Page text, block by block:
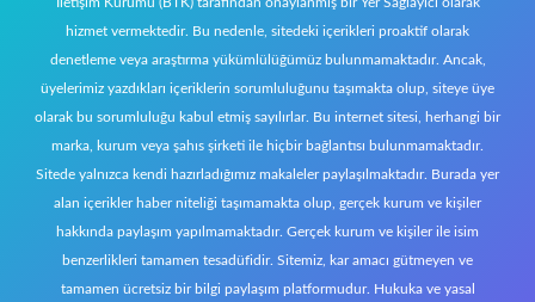
hizmet vermektedir. Bu nedenle, sitedeki içerikleri proaktif olarak
denetleme veya araştırma yükümlülüğümüz bulunmamaktadır. Ancak,
üyelerimiz yazdıkları içeriklerin sorumluluğunu taşımakta olup, siteye üye
olarak bu sorumluluğu kabul etmiş sayılırlar. Bu internet sitesi, herhangi bir
marka, kurum veya şahıs şirketi ile hiçbir bağlantısı bulunmamaktadır.
Sitede yalnızca kendi hazırladığımız makaleler paylaşılmaktadır. Burada yer
alan içerikler haber niteliği taşımamakta olup, gerçek kurum ve kişiler
hakkında paylaşım yapılmamaktadır. Gerçek kurum ve kişiler ile isim
benzerlikleri tamamen tesadüfidir. Sitemiz, kar amacı gütmeyen ve
tamamen ücretsiz bir bilgi paylaşım platformudur. Hukuka ve yasal